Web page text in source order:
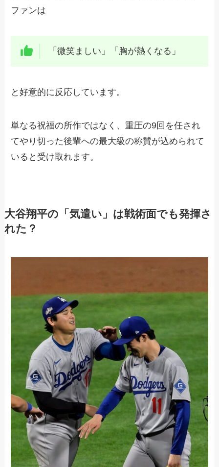
ファンは
「微笑ましい」「胸が熱くなる」
と好意的に反応しています。
単なる祝福の所作ではなく、重圧の9回を任され
てやり切った後輩への最大級の称賛が込められて
いると受け取れます。
大谷翔平の「気遣い」は戦術面でも発揮さ
れた？